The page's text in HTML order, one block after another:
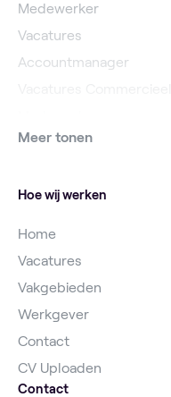
Medewerker
Vacatures
Accountmanager
Vacatures Online
Meer tonen
Hoe wij werken
Home
Vacatures
Vakgebieden
Werkgever
Contact
CV Uploaden
Contact